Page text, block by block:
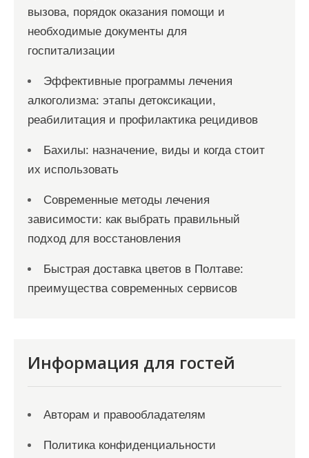
вызова, порядок оказания помощи и
необходимые документы для
госпитализации
Эффективные программы лечения
алкоголизма: этапы детоксикации,
реабилитация и профилактика рецидивов
Бахилы: назначение, виды и когда стоит
их использовать
Современные методы лечения
зависимости: как выбрать правильный
подход для восстановления
Быстрая доставка цветов в Полтаве:
преимущества современных сервисов
Информация для гостей
Авторам и правообладателям
Политика конфиденциальности